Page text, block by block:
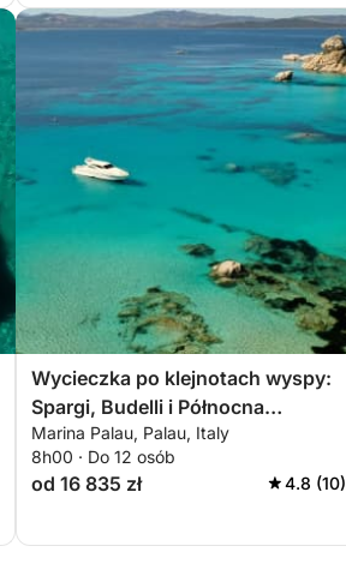
Wycieczka po klejnotach wyspy:
Spargi, Budelli i Północna
Maddalena z Palau
Marina Palau, Palau, Italy
8h00 · Do 12 osób
od 16 835 zł 4.8 (10)